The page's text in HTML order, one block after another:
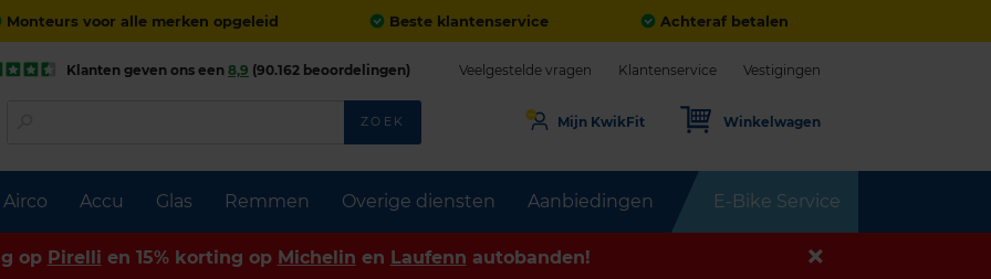
Monteurs voor alle merken opgeleid Beste klantenservice Achteraf betalen
Airco Accu Glas Remmen Overige diensten Aanbiedingen E-Bike Service
Klanten geven ons een 8,9 (90.162 beoordelingen) Veelgestelde vragen Klantenservice Vestigingen
ZOEK Mijn KwikFit Winkelwagen
op Pirelli en 15% korting op Michelin en Laufenn autobanden!